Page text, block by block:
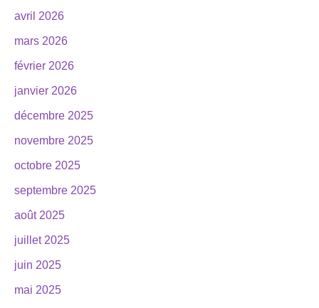
avril 2026
mars 2026
février 2026
janvier 2026
décembre 2025
novembre 2025
octobre 2025
septembre 2025
août 2025
juillet 2025
juin 2025
mai 2025